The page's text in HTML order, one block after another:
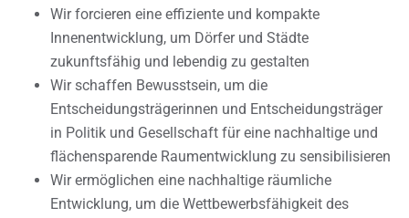
Wir forcieren eine effiziente und kompakte
Innenentwicklung, um Dörfer und Städte
zukunftsfähig und lebendig zu gestalten
Wir schaffen Bewusstsein, um die
Entscheidungsträgerinnen und Entscheidungsträger
in Politik und Gesellschaft für eine nachhaltige und
flächensparende Raumentwicklung zu sensibilisieren
Wir ermöglichen eine nachhaltige räumliche
Entwicklung, um die Wettbewerbsfähigkeit des